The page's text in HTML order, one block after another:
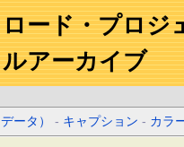
ード・プロジ
アーカイブ
ータ） - キャプション - カラ